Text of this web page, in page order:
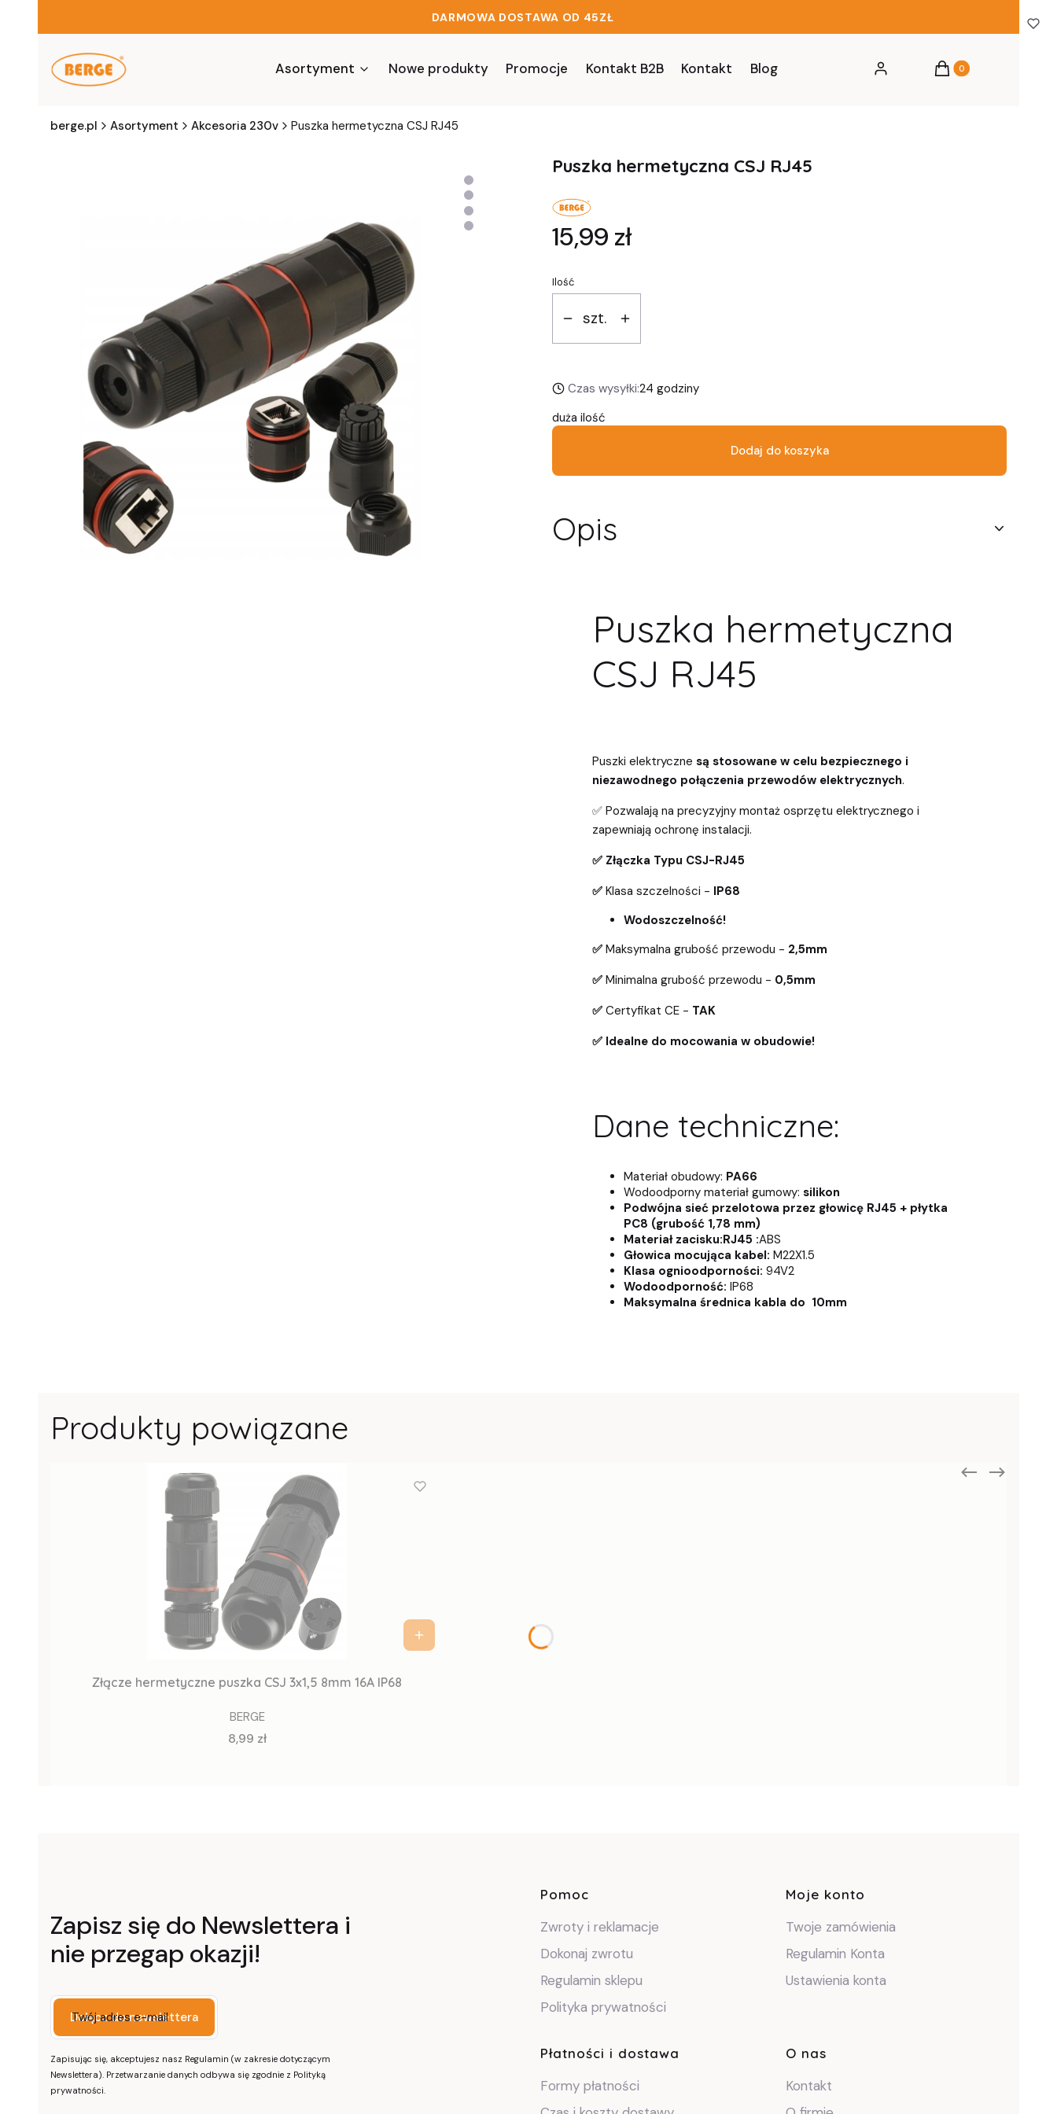
DARMOWA DOSTAWA OD 45ZŁ
Asortyment Nowe produkty Promocje Kontakt B2B Kontakt Blog Zaloguj się Produkty w koszyku:
Koszyk
berge.pl Asortyment Akcesoria 230v Puszka hermetyczna CSJ RJ45
Puszka hermetyczna CSJ RJ45
Cena
15,99 zł
Ilość
szt.
Czas wysyłki:24 godziny
duża ilość
Dodaj do koszyka
Opis
Puszka hermetyczna
CSJ RJ45
Puszki elektryczne są stosowane w celu bezpiecznego i
niezawodnego połączenia przewodów elektrycznych.
✅ Pozwalają na precyzyjny montaż osprzętu elektrycznego i
zapewniają ochronę instalacji.
✅ Złączka Typu CSJ-RJ45
✅ Klasa szczelności - IP68
Wodoszczelność!
✅ Maksymalna grubość przewodu - 2,5mm
✅ Minimalna grubość przewodu - 0,5mm
✅ Certyfikat CE - TAK
✅ Idealne do mocowania w obudowie!
Dane techniczne:
Materiał obudowy: PA66
Wodoodporny materiał gumowy: silikon
Podwójna sieć przelotowa przez głowicę RJ45 + płytka
PC8 (grubość 1,78 mm)
Materiał zacisku:RJ45 :ABS
Głowica mocująca kabel: M22X1.5
Klasa ognioodporności: 94V2
Wodoodporność: IP68
Maksymalna średnica kabla do 10mm
Produkty powiązane
Złącze hermetyczne puszka CSJ 3x1,5 8mm 16A IP68
BERGE
Cena
8,99 zł
Zapisz się do Newslettera i
nie przegap okazji!
Twój adres e-mail
Dołącz do newslettera
Zapisując się, akceptujesz nasz Regulamin (w zakresie dotyczącym
Newslettera). Przetwarzanie danych odbywa się zgodnie z Polityką
prywatności.
Linki w stopce
Pomoc
Zwroty i reklamacje
Dokonaj zwrotu
Regulamin sklepu
Polityka prywatności
Moje konto
Twoje zamówienia
Regulamin Konta
Ustawienia konta
Płatności i dostawa
Formy płatności
O nas
Kontakt